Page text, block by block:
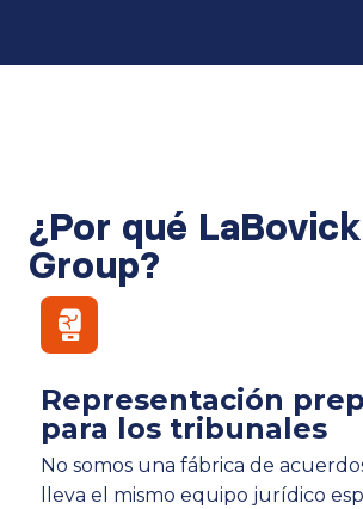
¿Por qué
Group?
Representación
para los tribunales
No somos una fábrica de
lleva el mismo equipo jurídico